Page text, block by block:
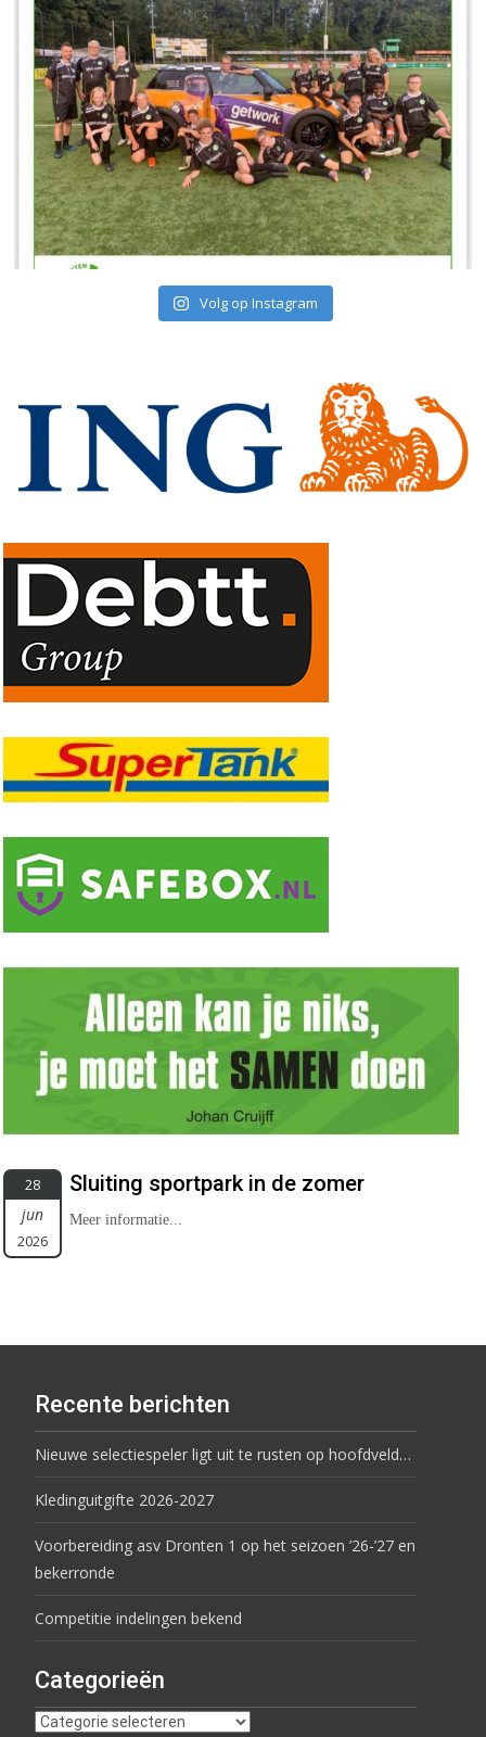
Volg op Instagram
28
jun
2026
Sluiting sportpark in de zomer
Meer informatie...
Recente berichten
Nieuwe selectiespeler ligt uit te rusten op hoofdveld…
Kledinguitgifte 2026-2027
Voorbereiding asv Dronten 1 op het seizoen ’26-’27 en
bekerronde
Competitie indelingen bekend
Categorieën